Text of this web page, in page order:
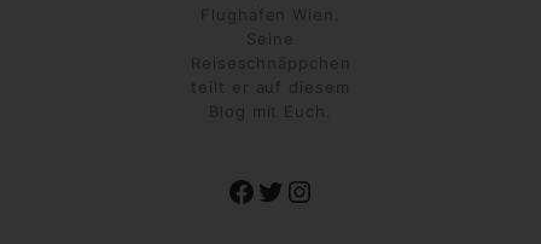
Flughafen Wien.
Seine
Reiseschnäppchen
teilt er auf diesem
Blog mit Euch.
Facebook
TwitterInstagram